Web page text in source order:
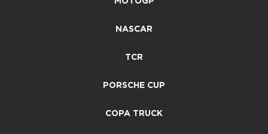
NASCAR
TCR
PORSCHE CUP
COPA TRUCK